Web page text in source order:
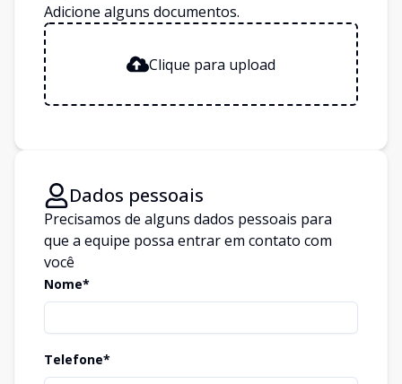
Adicione alguns documentos.
Clique para upload
Dados pessoais
Precisamos de alguns dados pessoais para
que a equipe possa entrar em contato com
você
Nome*
Telefone*